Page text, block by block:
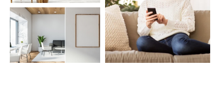
TERRASSE PISCINE